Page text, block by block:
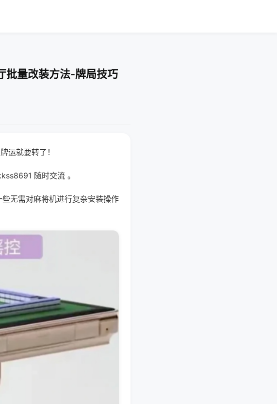
批量改装方法-牌局技巧
运就要转了！
随时交流 。
无需对麻将机进行复杂安装操作